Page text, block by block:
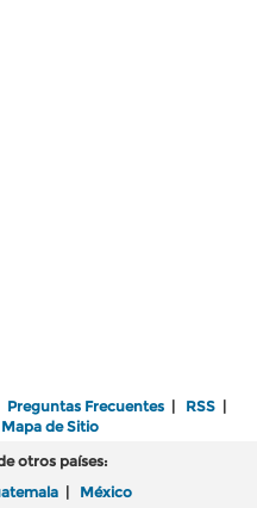
Preguntas Frecuentes | RSS |
Mapa de Sitio
otros países:
| México